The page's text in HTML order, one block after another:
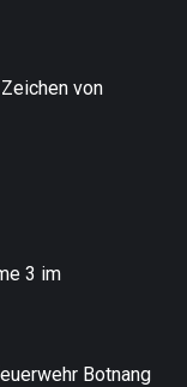
von
3 im
Botnang